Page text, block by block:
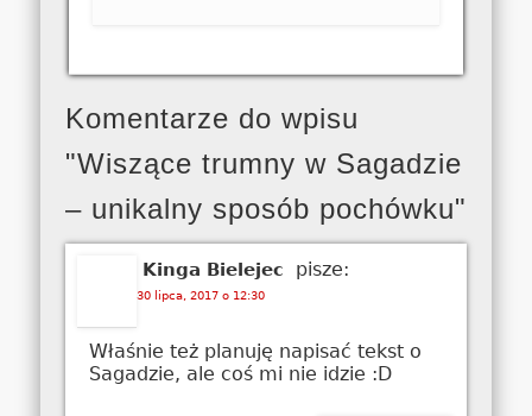
Komentarze do wpisu
"Wiszące trumny w Sagadzie
– unikalny sposób pochówku"
Kinga Bielejec pisze:
30 lipca, 2017 o 12:30
Właśnie też planuję napisać tekst o
Sagadzie, ale coś mi nie idzie :D